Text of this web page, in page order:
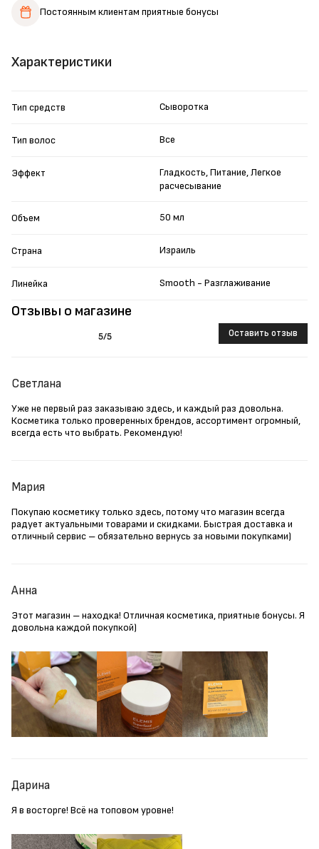
Отзывы о магазине
5/5 Оставить отзыв
Светлана
Уже не первый раз заказываю здесь, и каждый раз довольна.
Косметика только проверенных брендов, ассортимент огромный,
всегда есть что выбрать. Рекомендую!
Мария
Покупаю косметику только здесь, потому что магазин всегда
радует актуальными товарами и скидками. Быстрая доставка и
отличный сервис – обязательно вернусь за новыми покупками)
Анна
Этот магазин – находка! Отличная косметика, приятные бонусы. Я
довольна каждой покупкой)
Дарина
Я в восторге! Всё на топовом уровне!
Характеристики
Тип средств Сыворотка
Тип волос Все
Эффект
Гладкость, Питание, Легкое
расчесывание
Объем 50 мл
Страна Израиль
Линейка Smooth - Разглаживание
Постоянным клиентам приятные бонусы